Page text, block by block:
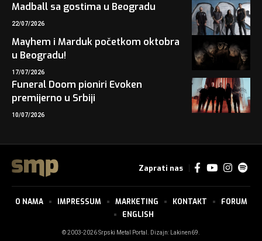
Madball sa gostima u Beogradu
22/07/2026
Mayhem i Marduk početkom oktobra
u Beogradu!
17/07/2026
Funeral Doom pioniri Evoken
premijerno u Srbiji
10/07/2026
Zaprati nas
© 2003-2026 Srpski Metal Portal. Dizajn: Lakinen69.
O NAMA IMPRESSUM MARKETING KONTAKT
FORUM
ENGLISH